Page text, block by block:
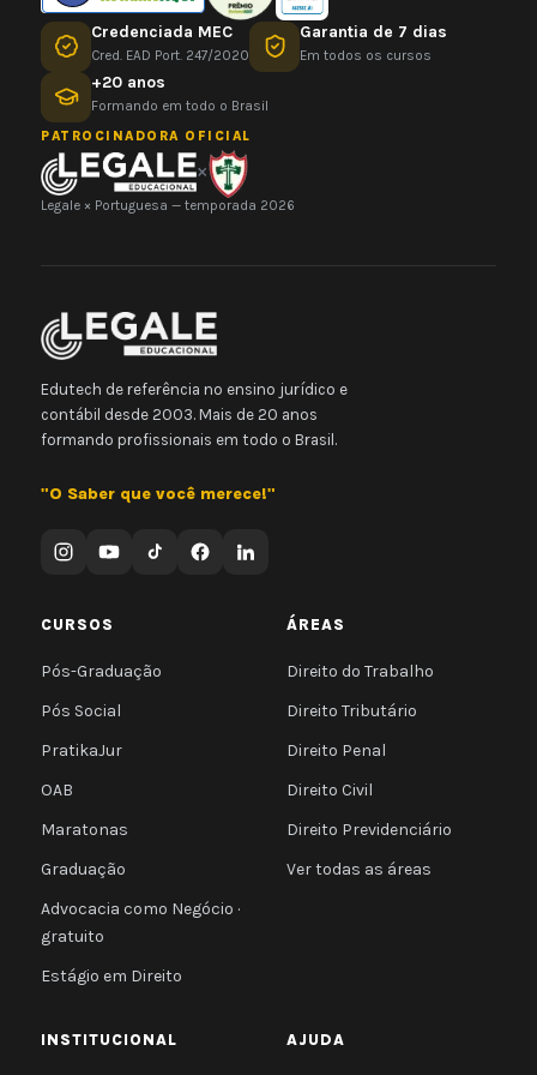
Credenciada MEC
Cred. EAD Port. 247/2020
Garantia de 7 dias
Em todos os cursos
+20 anos
Formando em todo o Brasil
PATROCINADORA OFICIAL
×
Legale × Portuguesa — temporada 2026
Edutech de referência no ensino jurídico e
contábil desde 2003. Mais de 20 anos
formando profissionais em todo o Brasil.
"O Saber que você merece!"
CURSOS
Pós-Graduação
Pós Social
PratikaJur
OAB
Maratonas
Graduação
Advocacia como Negócio ·
gratuito
Estágio em Direito
ÁREAS
Direito do Trabalho
Direito Tributário
Direito Penal
Direito Civil
Direito Previdenciário
Ver todas as áreas
INSTITUCIONAL AJUDA